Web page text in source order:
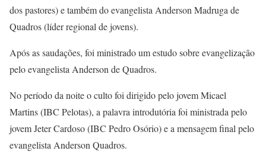
dos pastores) e também do evangelista Anderson Madruga de
Quadros (líder regional de jovens).
Após as saudações, foi ministrado um estudo sobre evangelização
pelo evangelista Anderson de Quadros.
No período da noite o culto foi dirigido pelo jovem Micael
Martins (IBC Pelotas), a palavra introdutória foi ministrada pelo
jovem Jeter Cardoso (IBC Pedro Osório) e a mensagem final pelo
evangelista Anderson Quadros.